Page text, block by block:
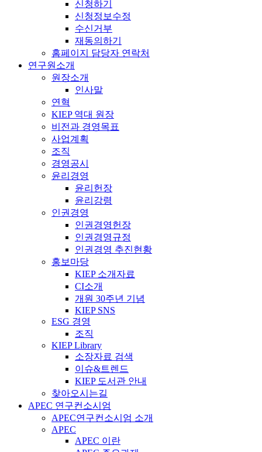
신청하기
신청정보수정
수신거부
재동의하기
홈페이지 담당자 연락처
연구원소개
원장소개
인사말
연혁
KIEP 역대 원장
비전과 경영목표
사업계획
조직
경영공시
윤리경영
윤리헌장
윤리강령
인권경영
인권경영헌장
인권경영규정
인권경영 추진현황
홍보마당
KIEP 소개자료
CI소개
개원 30주년 기념
KIEP SNS
ESG 경영
조직
KIEP Library
소장자료 검색
이슈&트렌드
KIEP 도서관 안내
찾아오시는길
APEC 연구컨소시엄
APEC연구컨소시엄 소개
APEC
APEC 이란